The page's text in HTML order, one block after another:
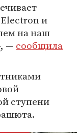
Electron и
на наш
— сообщила
ступени